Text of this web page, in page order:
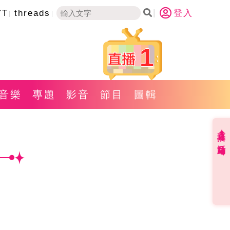
threads 登入
1
樂 專題 影音 節目 圖輯
直播✦活動